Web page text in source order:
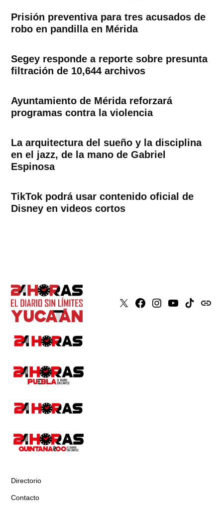
Prisión preventiva para tres acusados de
robo en pandilla en Mérida
Segey responde a reporte sobre presunta
filtración de 10,644 archivos
Ayuntamiento de Mérida reforzará
programas contra la violencia
La arquitectura del sueño y la disciplina
en el jazz, de la mano de Gabriel
Espinosa
TikTok podrá usar contenido oficial de
Disney en videos cortos
X Faceboook
Instagram
YoutubeTiktokissuu
Directorio
Contacto